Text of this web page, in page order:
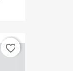
favorite_border